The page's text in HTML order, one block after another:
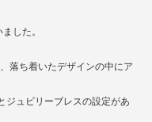
した。
落ち着いたデザインの中にア
ジュビリーブレスの設定があ